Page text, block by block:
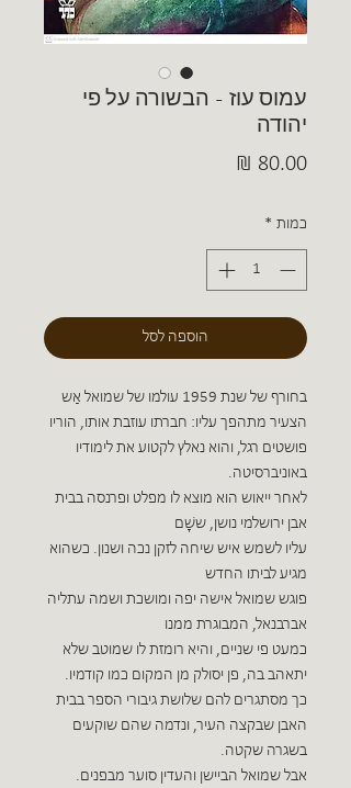
עמוס עוז - הבשורה על פי
יהודה
כמות *
הוספה לסל
בחורף של שנת 1959 עולמו של שמואל אַש
הצעיר מתהפך עליו: חברתו עוזבת אותו, הוריו
פושטים רגל, והוא נאלץ לקטוע את לימודיו
באוניברסיטה.
לאחר ייאוש הוא מוצא לו מפלט ופרנסה בבית
אבן ירושלמי נושן, ששָׁם
עליו לשמש איש שיחה לזקן נכה ושנון. כשהוא
מגיע לביתו החדש
פוגש שמואל אישה יפה ומושכת ושמה עתליה
אברבנאל, המבוגרת ממנו
כמעט פי שניים, והיא רומזת לו שמוטב שלא
יתאהב בה, פן יסולק מן המקום כמו קודמיו.
כך מסתגרים להם שלושת גיבורי הספר בבית
האבן שבקצה העיר, ונדמה שהם שוקעים
בשגרה שקטה.
אבל שמואל הביישן והעדין סוער מבפנים.